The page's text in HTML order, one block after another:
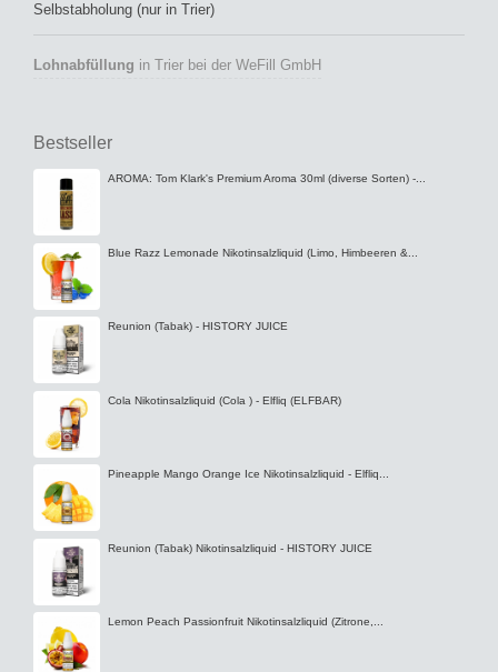
Selbstabholung (nur in Trier)
Lohnabfüllung in Trier bei der WeFill GmbH
Bestseller
AROMA: Tom Klark's Premium Aroma 30ml (diverse Sorten) -...
Blue Razz Lemonade Nikotinsalzliquid (Limo, Himbeeren &...
Reunion (Tabak) - HISTORY JUICE
Cola Nikotinsalzliquid (Cola ) - Elfliq (ELFBAR)
Pineapple Mango Orange Ice Nikotinsalzliquid - Elfliq...
Reunion (Tabak) Nikotinsalzliquid - HISTORY JUICE
Lemon Peach Passionfruit Nikotinsalzliquid (Zitrone,...